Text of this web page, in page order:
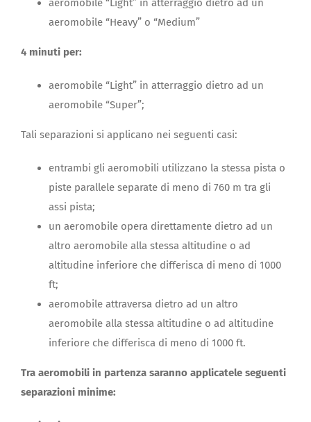
aeromobile “Heavy” o “Medium”
4 minuti per:
aeromobile “Light” in atterraggio dietro ad un
aeromobile “Super”;
Tali separazioni si applicano nei seguenti casi:
entrambi gli aeromobili utilizzano la stessa pista o
piste parallele separate di meno di 760 m tra gli
assi pista;
un aeromobile opera direttamente dietro ad un
altro aeromobile alla stessa altitudine o ad
altitudine inferiore che differisca di meno di 1000
ft;
aeromobile attraversa dietro ad un altro
aeromobile alla stessa altitudine o ad altitudine
inferiore che differisca di meno di 1000 ft.
Tra aeromobili in partenza saranno applicatele seguenti
separazioni minime: